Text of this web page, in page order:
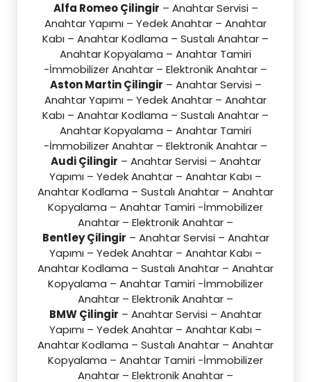
Alfa Romeo Çilingir – Anahtar Servisi –
Anahtar Yapımı – Yedek Anahtar – Anahtar
Kabı – Anahtar Kodlama – Sustalı Anahtar –
Anahtar Kopyalama – Anahtar Tamiri
-İmmobilizer Anahtar – Elektronik Anahtar –
Aston Martin Çilingir – Anahtar Servisi –
Anahtar Yapımı – Yedek Anahtar – Anahtar
Kabı – Anahtar Kodlama – Sustalı Anahtar –
Anahtar Kopyalama – Anahtar Tamiri
-İmmobilizer Anahtar – Elektronik Anahtar –
Audi Çilingir – Anahtar Servisi – Anahtar
Yapımı – Yedek Anahtar – Anahtar Kabı –
Anahtar Kodlama – Sustalı Anahtar – Anahtar
Kopyalama – Anahtar Tamiri -İmmobilizer
Anahtar – Elektronik Anahtar –
Bentley Çilingir – Anahtar Servisi – Anahtar
Yapımı – Yedek Anahtar – Anahtar Kabı –
Anahtar Kodlama – Sustalı Anahtar – Anahtar
Kopyalama – Anahtar Tamiri -İmmobilizer
Anahtar – Elektronik Anahtar –
BMW Çilingir – Anahtar Servisi – Anahtar
Yapımı – Yedek Anahtar – Anahtar Kabı –
Anahtar Kodlama – Sustalı Anahtar – Anahtar
Kopyalama – Anahtar Tamiri -İmmobilizer
Anahtar – Elektronik Anahtar –